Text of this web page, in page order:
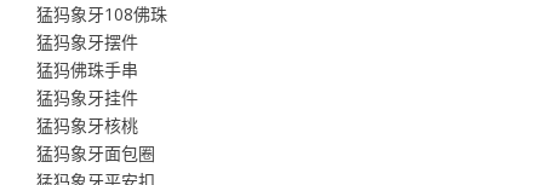
猛犸象牙108佛珠
猛犸象牙摆件
猛犸佛珠手串
猛犸象牙挂件
猛犸象牙核桃
猛犸象牙面包圈